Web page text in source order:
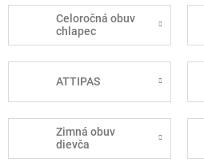
Celoročná obuv
chlapec
ATTIPAS
Zimná obuv
dievča